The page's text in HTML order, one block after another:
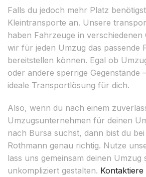
Falls du jedoch mehr Platz
Kleintransporte an. Unsere
haben Fahrzeuge in verschiedenen
wir für jeden Umzug das passende
bereitstellen können. Egal ob
oder andere sperrige Gegenstände
ideale Transportlösung für dich.
Also, wenn du nach einem
Umzugsunternehmen für deinen
nach Bursa suchst, dann bist du
Rothmann genau richtig. Nutze
lass uns gemeinsam deinen Umzug
unkompliziert gestalten. Kontaktiere